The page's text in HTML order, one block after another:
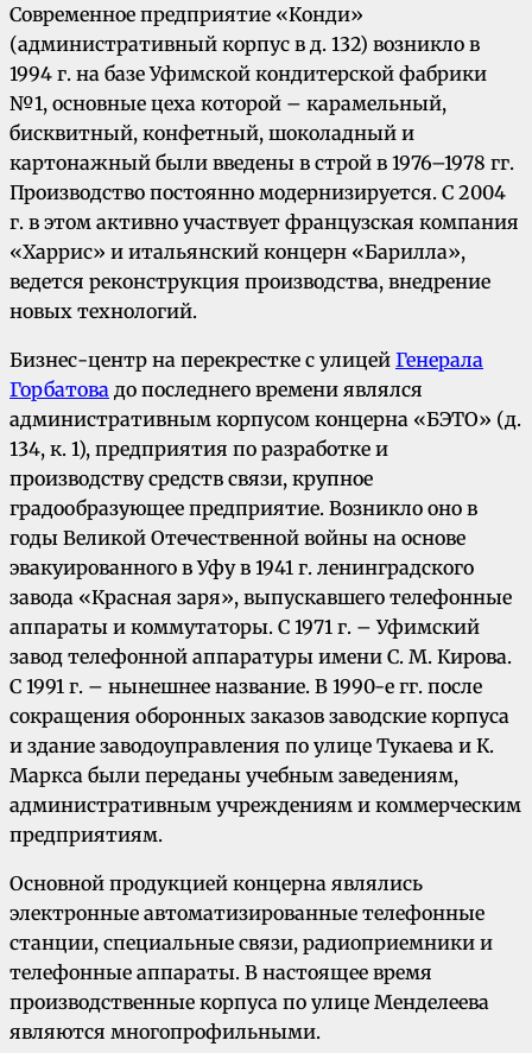
Современное предприятие «Конди»
(административный корпус в д. 132) возникло в
1994 г. на базе Уфимской кондитерской фабрики
№1, основные цеха которой – карамельный,
бисквитный, конфетный, шоколадный и
картонажный были введены в строй в 1976–1978 гг.
Производство постоянно модернизируется. С 2004
г. в этом активно участвует французская компания
«Харрис» и итальянский концерн «Барилла»,
ведется реконструкция производства, внедрение
новых технологий.
Бизнес-центр на перекрестке с улицей Генерала
Горбатова до последнего времени являлся
административным корпусом концерна «БЭТО» (д.
134, к. 1), предприятия по разработке и
производству средств связи, крупное
градообразующее предприятие. Возникло оно в
годы Великой Отечественной войны на основе
эвакуированного в Уфу в 1941 г. ленинградского
завода «Красная заря», выпускавшего телефонные
аппараты и коммутаторы. С 1971 г. – Уфимский
завод телефонной аппаратуры имени С. М. Кирова.
С 1991 г. – нынешнее название. В 1990-е гг. после
сокращения оборонных заказов заводские корпуса
и здание заводоуправления по улице Тукаева и К.
Маркса были переданы учебным заведениям,
административным учреждениям и коммерческим
предприятиям.
Основной продукцией концерна являлись
электронные автоматизированные телефонные
станции, специальные связи, радиоприемники и
телефонные аппараты. В настоящее время
производственные корпуса по улице Менделеева
являются многопрофильными.